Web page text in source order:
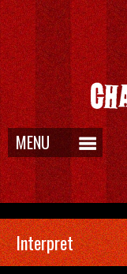
MENU
Interpret